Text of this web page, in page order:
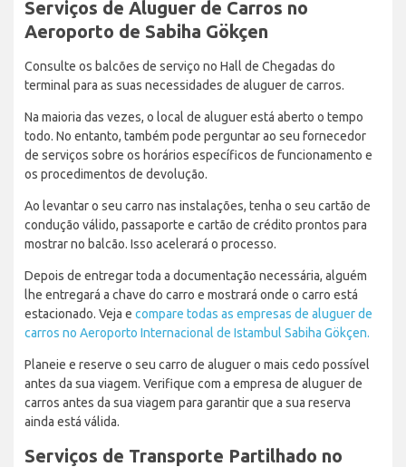
Serviços de Aluguer de Carros no
Aeroporto de Sabiha Gökçen
Consulte os balcões de serviço no Hall de Chegadas do
terminal para as suas necessidades de aluguer de carros.
Na maioria das vezes, o local de aluguer está aberto o tempo
todo. No entanto, também pode perguntar ao seu fornecedor
de serviços sobre os horários específicos de funcionamento e
os procedimentos de devolução.
Ao levantar o seu carro nas instalações, tenha o seu cartão de
condução válido, passaporte e cartão de crédito prontos para
mostrar no balcão. Isso acelerará o processo.
Depois de entregar toda a documentação necessária, alguém
lhe entregará a chave do carro e mostrará onde o carro está
estacionado. Veja e compare todas as empresas de aluguer de
carros no Aeroporto Internacional de Istambul Sabiha Gökçen.
Planeie e reserve o seu carro de aluguer o mais cedo possível
antes da sua viagem. Verifique com a empresa de aluguer de
carros antes da sua viagem para garantir que a sua reserva
ainda está válida.
Serviços de Transporte Partilhado no